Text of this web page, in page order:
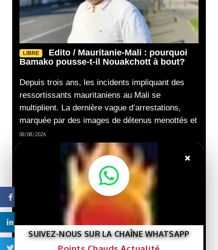
LIBRE
Edito / Mauritanie-Mali : pourquoi
Bamako pousse-t-il Nouakchott à bout?
Depuis trois ans, les incidents impliquant des
ressortissants mauritaniens au Mali se
multiplient. La dernière vague d’arrestations,
marquée par des images de détenus menottés et
08/08/2026
Les erreurs
malheureuses de mon ami
Cheikh Tidiane GADIO Par
Gourmo Abdoul LO
02/08/2026
« Gaza et le destin de la
Palestine »… Une lecture
de l’histoire de la cause
×
SUIVEZ-NOUS SUR LA CHAÎNE WHATSAPP